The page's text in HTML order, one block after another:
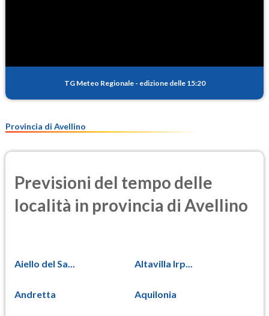
TG Meteo Regionale - edizione delle 15:20
Provincia di Avellino
Previsioni del tempo delle
località in provincia di Avellino
Aiello del Sa... Altavilla Irp...
Andretta Aquilonia